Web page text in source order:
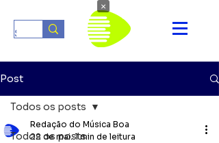
Post
Todos os posts
Todos os posts
Redação do Música Boa
22 de mai. 1 min de leitura
×